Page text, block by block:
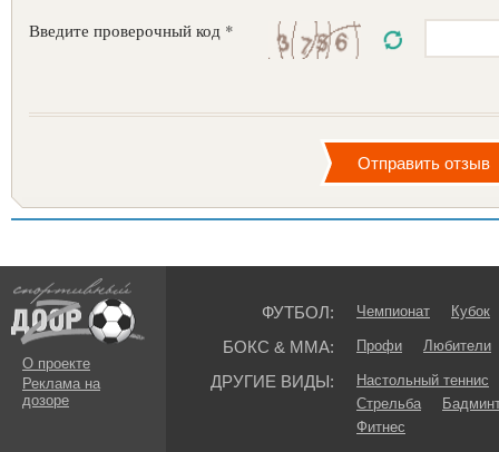
Введите проверочный код *
О проекте
Реклама на
дозоре
ФУТБОЛ: Чемпионат Кубок
БОКС & ММА: Профи Любители
ДРУГИЕ ВИДЫ:
Настольный теннис
Стрельба
Фитнес